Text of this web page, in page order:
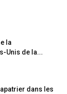
la
Unis de la...
dans les